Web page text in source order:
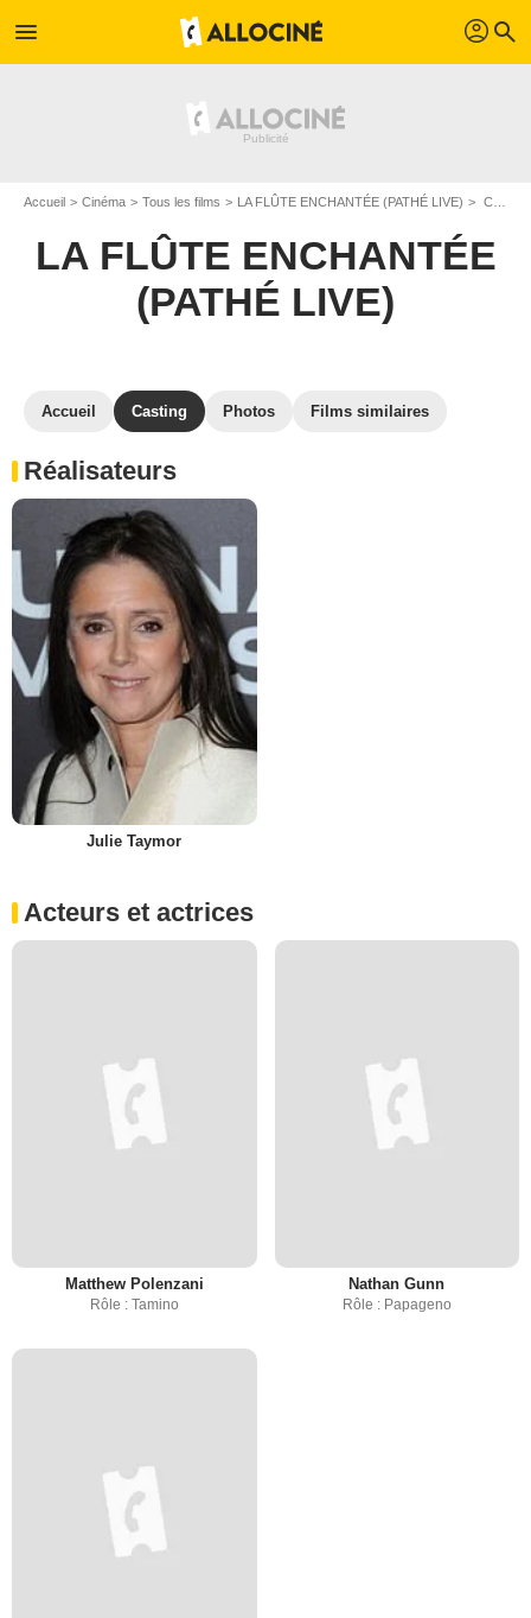
menu profil search
Accueil Cinéma Tous les films LA FLÛTE ENCHANTÉE (PATHÉ LIVE) Casting LA FLÛTE ENCHANTÉE (PATHÉ LIVE)
LA FLÛTE ENCHANTÉE
(PATHÉ LIVE)
Accueil Casting Photos Films similaires
Réalisateurs
Julie Taymor
Acteurs et actrices
Matthew Polenzani
Rôle : Tamino
Nathan Gunn
Rôle : Papageno